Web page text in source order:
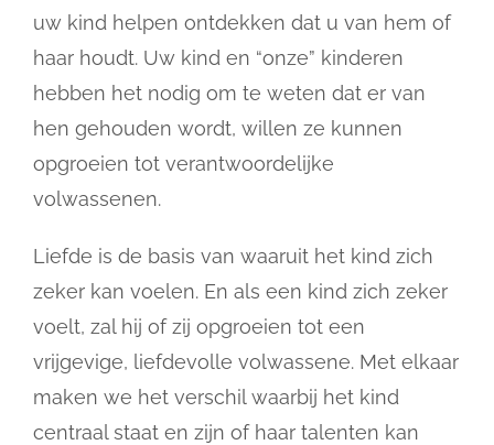
uw kind helpen ontdekken dat u van hem of
haar houdt. Uw kind en “onze” kinderen
hebben het nodig om te weten dat er van
hen gehouden wordt, willen ze kunnen
opgroeien tot verantwoordelijke
volwassenen.
Liefde is de basis van waaruit het kind zich
zeker kan voelen. En als een kind zich zeker
voelt, zal hij of zij opgroeien tot een
vrijgevige, liefdevolle volwassene. Met elkaar
maken we het verschil waarbij het kind
centraal staat en zijn of haar talenten kan